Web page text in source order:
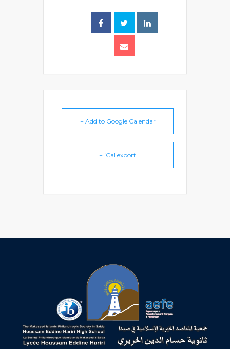
+ Add to Google Calendar
+ iCal export